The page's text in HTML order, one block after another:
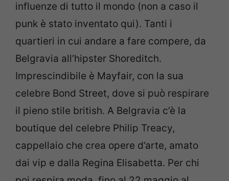
influenze di tutto il mondo (non a caso il
punk è stato inventato qui). Tanti i
quartieri in cui andare a fare compere, da
Belgravia all’hipster Shoreditch.
Imprescindibile è Mayfair, con la sua
celebre Bond Street, dove si può respirare
il pieno stile british. A Belgravia c’è la
boutique del celebre Philip Treacy,
cappellaio che crea opere d’arte, amato
dai vip e dalla Regina Elisabetta. Per chi